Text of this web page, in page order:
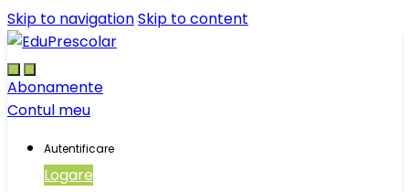
Skip to navigationSkip to content
Abonamente
Contul meu
Autentificare
Logare